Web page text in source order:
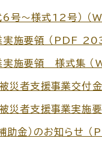
6号～様式12号）
実施要領 （PDF
実施要領 様式集
被災者支援事業交
被災者支援事業実
助金）のお知らせ